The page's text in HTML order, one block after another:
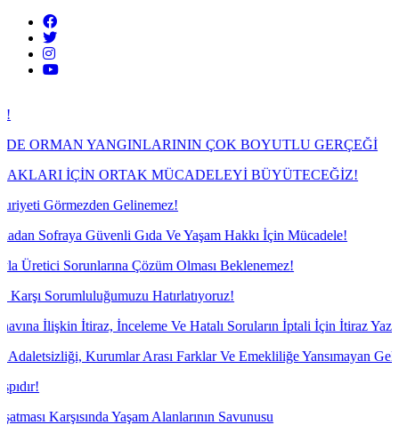
YANGINLARININ ÇOK BOYUTLU GERÇEĞİ
ORTAK MÜCADELEYİ BÜYÜTECEĞİZ!
Gelinemez!
Güvenli Gıda Ve Yaşam Hakkı İçin Mücadele!
Çözüm Olması Beklenemez!
Hatırlatıyoruz!
İtiraz, İnceleme Ve Hatalı Soruların İptali İçin İtiraz Yazılarımızı
Kurumlar Arası Farklar Ve Emekliliğe Yansımayan Gelir Sorunu
Yaşam Alanlarının Savunusu